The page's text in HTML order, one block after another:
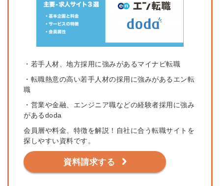
・若手人材、地方採用に強みがあるマイナビ転職
・転職熱意の高い若手人材の採用に強みがあるエン転
職
・営業や金融、エンジニア職などの経験者採用に強み
があるdoda
会員層や料金、特徴を解説！自社に合う転職サイトを
探しやすい資料です。
資料請求する
みんなの採用部があなたの許可なく投稿すること
はありません